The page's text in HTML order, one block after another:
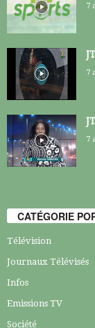
7
7
7
CATÉGORIE
Télévision
Journaux Télévisés
Infos
Emissions TV
Société